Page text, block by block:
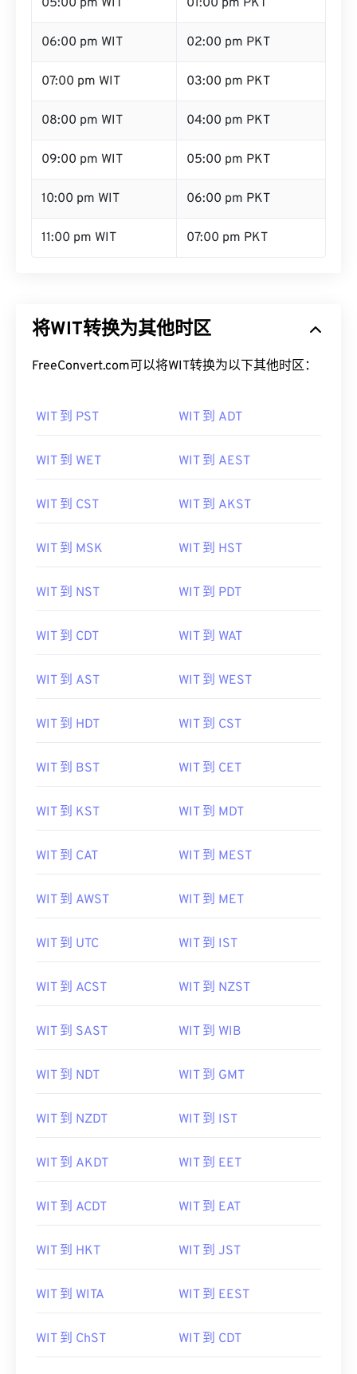
05:00 pm WIT 01:00 pm PKT
06:00 pm WIT 02:00 pm PKT
07:00 pm WIT 03:00 pm PKT
08:00 pm WIT 04:00 pm PKT
09:00 pm WIT 05:00 pm PKT
10:00 pm WIT 06:00 pm PKT
11:00 pm WIT 07:00 pm PKT
将WIT转换为其他时区
FreeConvert.com可以将WIT转换为以下其他时区：
WIT 到 PST WIT 到 ADT
WIT 到 WET WIT 到 AEST
WIT 到 CST WIT 到 AKST
WIT 到 MSK WIT 到 HST
WIT 到 NST WIT 到 PDT
WIT 到 CDT WIT 到 WAT
WIT 到 AST WIT 到 WEST
WIT 到 HDT WIT 到 CST
WIT 到 BST WIT 到 CET
WIT 到 KST WIT 到 MDT
WIT 到 CAT WIT 到 MEST
WIT 到 AWST WIT 到 MET
WIT 到 UTC WIT 到 IST
WIT 到 ACST WIT 到 NZST
WIT 到 SAST WIT 到 WIB
WIT 到 NDT WIT 到 GMT
WIT 到 NZDT WIT 到 IST
WIT 到 AKDT WIT 到 EET
WIT 到 ACDT WIT 到 EAT
WIT 到 HKT WIT 到 JST
WIT 到 WITA WIT 到 EEST
WIT 到 ChST WIT 到 CDT